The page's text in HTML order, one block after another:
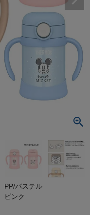
PP/パステル
ピンク